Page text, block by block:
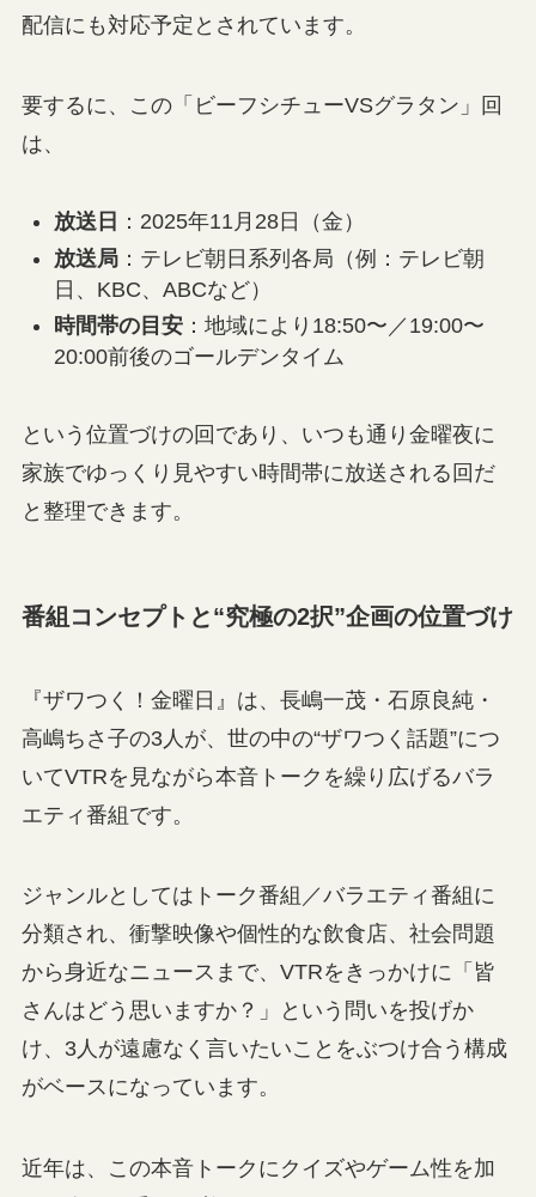
配信にも対応予定とされています。
要するに、この「ビーフシチューVSグラタン」回
は、
放送日 ：2025年11月28日（金）
放送局：テレビ朝日系列各局（例：テレビ朝
日、KBC、ABCなど）
時間帯の目安：地域により18:50〜／19:00〜
20:00前後のゴールデンタイム
という位置づけの回であり、いつも通り金曜夜に
家族でゆっくり見やすい時間帯に放送される回だ
と整理できます。
番組コンセプトと“究極の2択”企画の位置づけ
『ザワつく！金曜日』は、長嶋一茂・石原良純・
高嶋ちさ子の3人が、世の中の“ザワつく話題”につ
いてVTRを見ながら本音トークを繰り広げるバラ
エティ番組です。
ジャンルとしてはトーク番組／バラエティ番組に
分類され、衝撃映像や個性的な飲食店、社会問題
から身近なニュースまで、VTRをきっかけに「皆
さんはどう思いますか？」という問いを投げか
け、3人が遠慮なく言いたいことをぶつけ合う構成
がベースになっています。
近年は、この本音トークにクイズやゲーム性を加